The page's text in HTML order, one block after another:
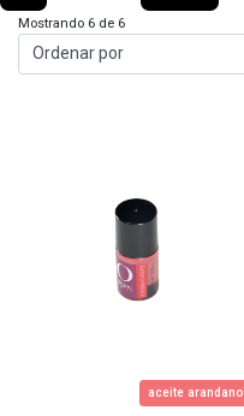
Mostrando 6 de 6
aceite arandano